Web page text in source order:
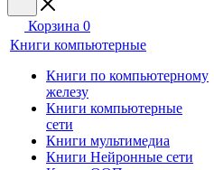
Корзина 0
Книги компьютерные
Книги по компьютерному
железу
Книги компьютерные
сети
Книги мультимедиа
Книги Нейронные сети